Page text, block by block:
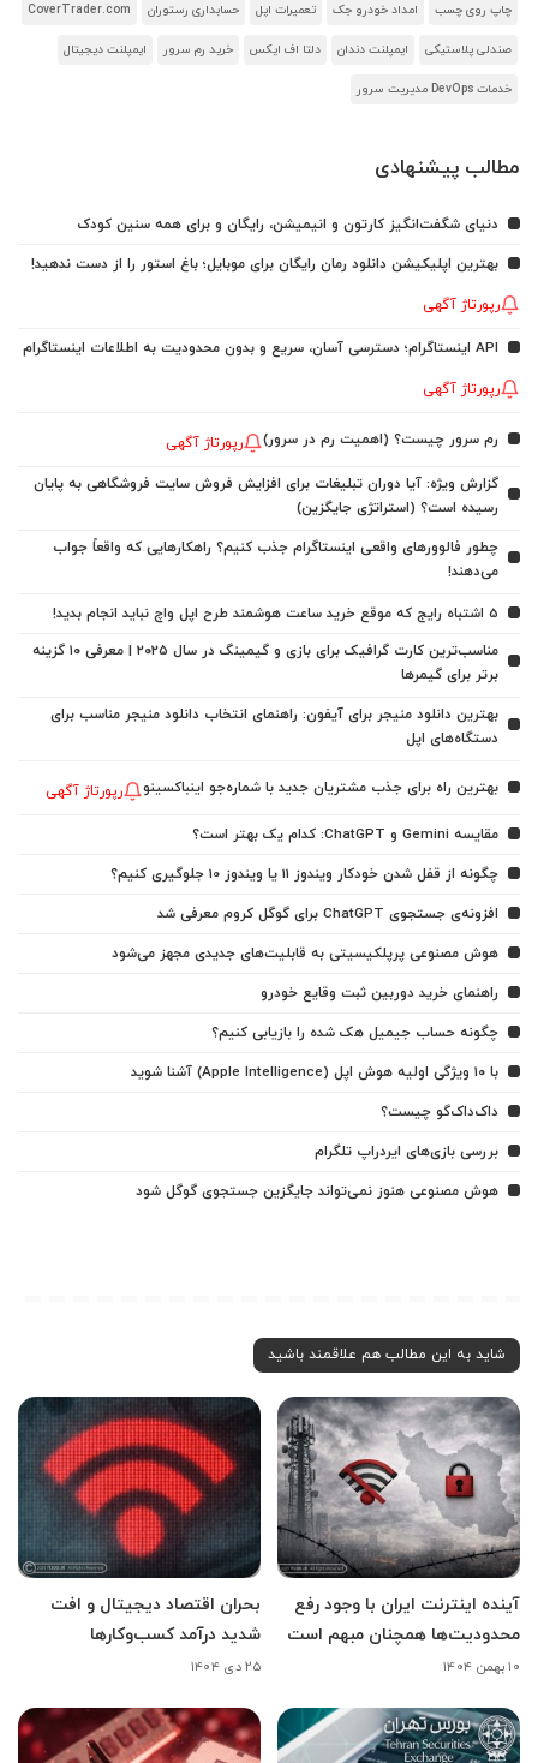
چاپ روی چسب امداد خودرو جک تعمیرات اپل حسابداری رستوران CoverTrader.com
صندلی پلاستیکی ایمپلنت دندان دلتا اف ایکس خرید رم سرور ایمپلنت دیجیتال
خدمات DevOps مدیریت سرور
مطالب پیشنهادی
دنیای شگفت‌انگیز کارتون و انیمیشن، رایگان و برای همه سنین کودک
بهترین اپلیکیشن دانلود رمان رایگان برای موبایل؛ باغ استور را از دست ندهید!
رپورتاژ آگهی
API اینستاگرام؛ دسترسی آسان، سریع و بدون محدودیت به اطلاعات اینستاگرام
رپورتاژ آگهی
رم سرور چیست؟ (اهمیت رم در سرور) رپورتاژ آگهی
گزارش ویژه: آیا دوران تبلیغات برای افزایش فروش سایت فروشگاهی به پایان
رسیده است؟ (استراتژی جایگزین)
چطور فالوورهای واقعی اینستاگرام جذب کنیم؟ راهکارهایی که واقعاً جواب
می‌دهند!
5 اشتباه رایج که موقع خرید ساعت هوشمند طرح اپل واچ نباید انجام بدید!
مناسب‌ترین کارت گرافیک برای بازی و گیمینگ در سال ۲۰۲۵ | معرفی ۱۰ گزینه
برتر برای گیمرها
بهترین دانلود منیجر برای آیفون: راهنمای انتخاب دانلود منیجر مناسب برای
دستگاه‌های اپل
بهترین راه برای جذب مشتریان جدید با شماره‌جو اینباکسینو رپورتاژ آگهی
مقایسه Gemini و ChatGPT: کدام یک بهتر است؟
چگونه از قفل شدن خودکار ویندوز 11 یا ویندوز 10 جلوگیری کنیم؟
افزونه‌ی جستجوی ChatGPT برای گوگل کروم معرفی شد
هوش مصنوعی پرپلکیسیتی به قابلیت‌های جدیدی مجهز می‌شود
راهنمای خرید دوربین ثبت وقایع خودرو
چگونه حساب جیمیل هک شده را بازیابی کنیم؟
با ۱۰ ویژگی اولیه هوش اپل (Apple Intelligence) آشنا شوید
داک‌داک‌گو چیست؟
بررسی بازی‌های ایردراپ تلگرام
هوش مصنوعی هنوز نمی‌تواند جایگزین جستجوی گوگل شود
شاید به این مطالب هم علاقمند باشید
آینده اینترنت ایران با وجود رفع
محدودیت‌ها همچنان مبهم است
۱۰ بهمن ۱۴۰۴
بحران اقتصاد دیجیتال و افت
شدید درآمد کسب‌وکارها
۲۵ دی ۱۴۰۴